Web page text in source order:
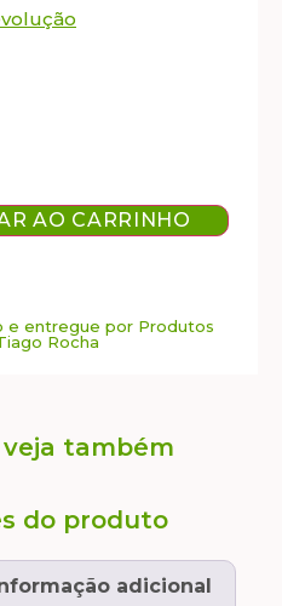
AO CARRINHO
e entregue por Produtos
Rocha
também
do produto
adicional